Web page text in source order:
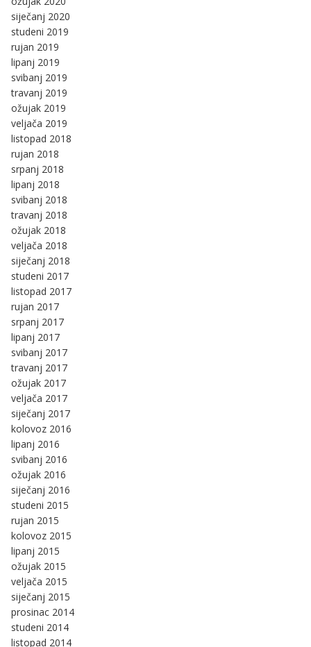
siječanj 2020
studeni 2019
rujan 2019
lipanj 2019
svibanj 2019
travanj 2019
ožujak 2019
veljača 2019
listopad 2018
rujan 2018
srpanj 2018
lipanj 2018
svibanj 2018
travanj 2018
ožujak 2018
veljača 2018
siječanj 2018
studeni 2017
listopad 2017
rujan 2017
srpanj 2017
lipanj 2017
svibanj 2017
travanj 2017
ožujak 2017
veljača 2017
siječanj 2017
kolovoz 2016
lipanj 2016
svibanj 2016
ožujak 2016
siječanj 2016
studeni 2015
rujan 2015
kolovoz 2015
lipanj 2015
ožujak 2015
veljača 2015
siječanj 2015
prosinac 2014
studeni 2014
listopad 2014